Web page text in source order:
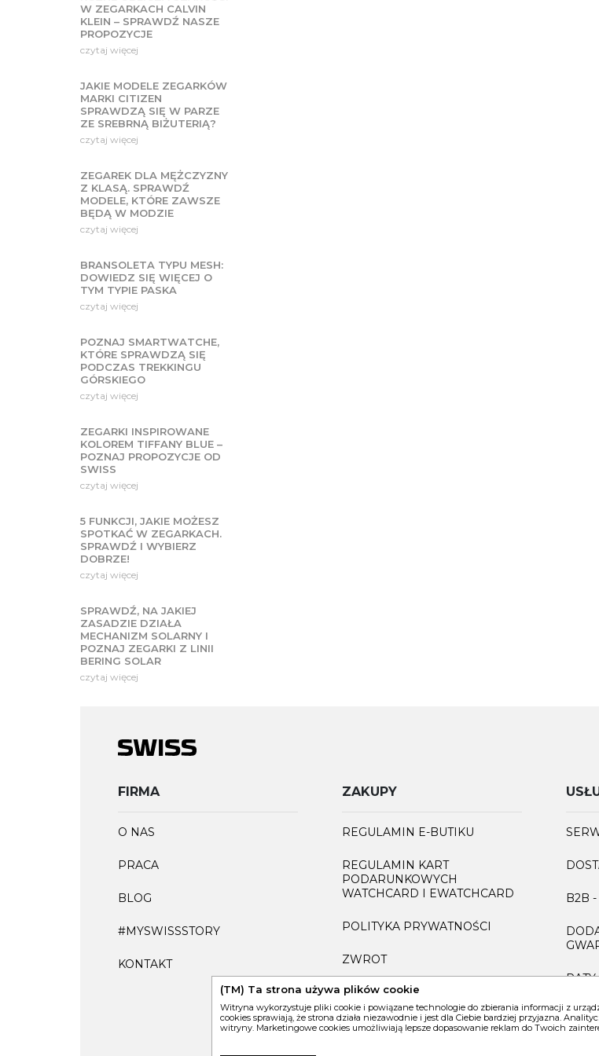
W ZEGARKACH CALVIN
KLEIN – SPRAWDŹ NASZE
PROPOZYCJE
czytaj więcej
JAKIE MODELE ZEGARKÓW
MARKI CITIZEN
SPRAWDZĄ SIĘ W PARZE
ZE SREBRNĄ BIŻUTERIĄ?
czytaj więcej
ZEGAREK DLA MĘŻCZYZNY
Z KLASĄ. SPRAWDŹ
MODELE, KTÓRE ZAWSZE
BĘDĄ W MODZIE
czytaj więcej
BRANSOLETA TYPU MESH:
DOWIEDZ SIĘ WIĘCEJ O
TYM TYPIE PASKA
czytaj więcej
POZNAJ SMARTWATCHE,
KTÓRE SPRAWDZĄ SIĘ
PODCZAS TREKKINGU
GÓRSKIEGO
czytaj więcej
ZEGARKI INSPIROWANE
KOLOREM TIFFANY BLUE –
POZNAJ PROPOZYCJE OD
SWISS
czytaj więcej
5 FUNKCJI, JAKIE MOŻESZ
SPOTKAĆ W ZEGARKACH.
SPRAWDŹ I WYBIERZ
DOBRZE!
czytaj więcej
SPRAWDŹ, NA JAKIEJ
ZASADZIE DZIAŁA
MECHANIZM SOLARNY I
POZNAJ ZEGARKI Z LINII
BERING SOLAR
czytaj więcej
FIRMA
O NAS
PRACA
BLOG
#MYSWISSSTORY
KONTAKT
ZAKUPY
REGULAMIN E-BUTIKU
REGULAMIN KART
PODARUNKOWYCH
WATCHCARD I EWATCHCARD
POLITYKA PRYWATNOŚCI
ZWROT
FAQ
B2B
RATY
(TM) Ta strona używa plików cookie
Witryna wykorzystuje pliki cookie i powiązane technologie do zbierania informacji z
cookies sprawiają, że strona działa niezawodnie i jest dla Ciebie bardziej przyjazna.
witryny. Marketingowe cookies umożliwiają lepsze dopasowanie reklam do Twoich